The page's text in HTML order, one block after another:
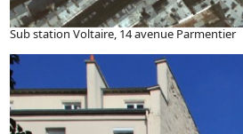
Sub station Voltaire, 14 avenue Parmentier